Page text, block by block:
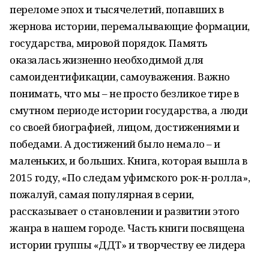
переломе эпох и тысячелетий, попавших в
жернова истории, перемалывающие формации,
государства, мировой порядок. Память
оказалась жизненно необходимой для
самоидентификации, самоуважения. Важно
понимать, что мы – не просто безликое тире в
смутном периоде истории государства, а люди
со своей биографией, лицом, достижениями и
победами. А достижений было немало – и
маленьких, и больших. Книга, которая вышла в
2015 году, «По следам уфимского рок-н-ролла»,
пожалуй, самая популярная в серии,
рассказывает о становлении и развитии этого
жанра в нашем городе. Часть книги посвящена
истории группы «ДДТ» и творчеству ее лидера